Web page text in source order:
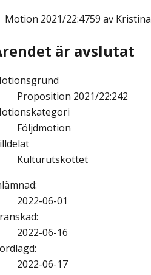
Motion 2021/22:4759 av
är avslutat
Proposition 2021/22:242
Följdmotion
Kulturutskottet
:
2022-06-01
:
2022-06-16
:
2022-06-17